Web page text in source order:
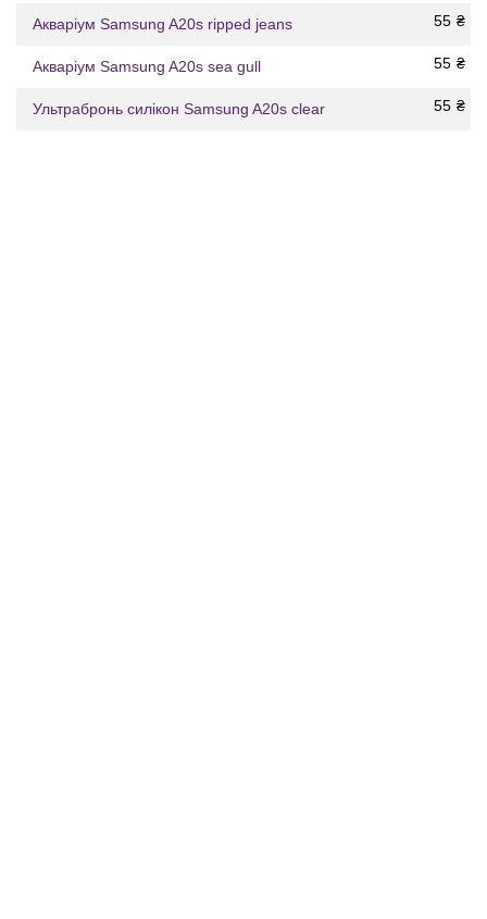
Акваріум Samsung A20s ripped jeans 55 ₴
Акваріум Samsung A20s sea gull 55 ₴
Ультрабронь силікон Samsung A20s clear 55 ₴